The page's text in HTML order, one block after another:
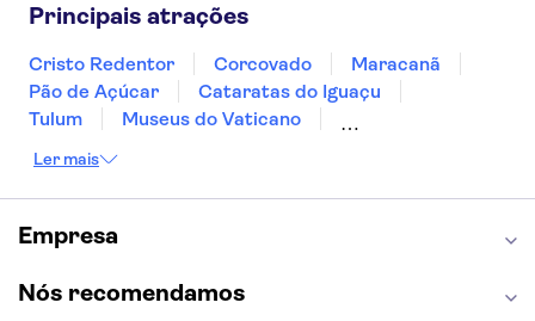
Curitiba
Recife Fortaleza
Principais atrações
Cristo Redentor Corcovado
Maracanã
Pão de Açúcar
Cataratas do Iguaçu
Tulum
Museus do Vaticano
Capela Sistina
Sagrada Família
Estátua da Liberdade
Empire State Building
Burj Khalifa
Discovery Cove
Ler mais
Empresa
Nós recomendamos